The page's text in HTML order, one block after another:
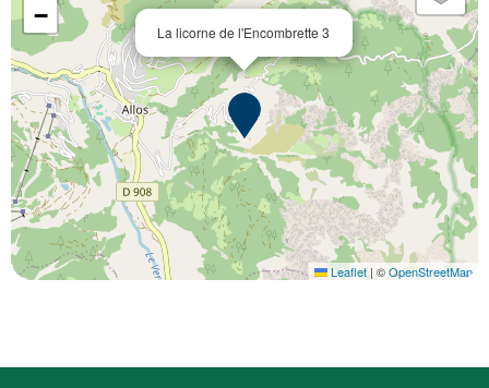
La licorne de l'Encombrette 3
−
Leaflet | ©OpenStreetMap